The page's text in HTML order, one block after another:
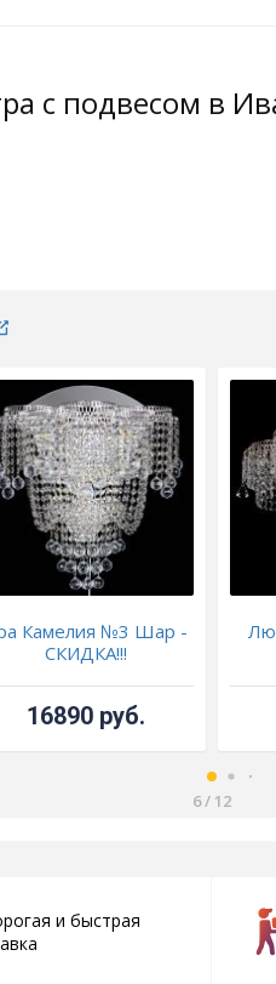
с подвесом в
Камелия №3 Шар -
СКИДКА!!!
16890 руб.
6/ 12
и быстрая